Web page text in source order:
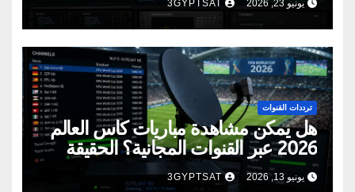
يونيو 23, 2026 3GYPTSAT
ترددات القنوات
هل يمكن مشاهدة مباريات كأس العالم
2026 عبر القنوات المجانية؟ الحقيقة
الكاملة
يونيو 13, 2026 3GYPTSAT